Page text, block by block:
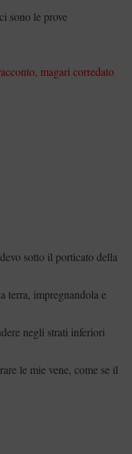
sono le prove
magari corredato
sotto il porticato della
terra, impregnandola e
negli strati inferiori
le mie vene, come se il